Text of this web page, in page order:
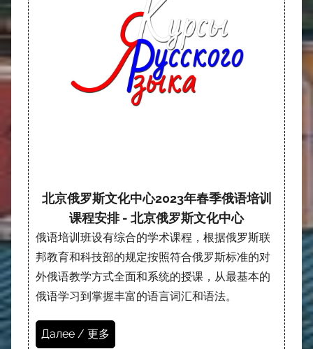
北京俄罗斯文化中心2023年春季俄语培训
课程安排 - 北京俄罗斯文化中心
俄语培训班设有综合的学术课程，根据俄罗斯联
邦教育和科技部的规定按照符合俄罗斯标准的对
外俄语教学方式全面和系统的授课，从最基本的
俄语学习到掌握丰富的语言词汇和语法。
Далее / 更多